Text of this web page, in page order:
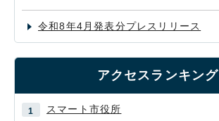
令和8年4月発表分プレスリリース
アクセスランキング
スマート市役所